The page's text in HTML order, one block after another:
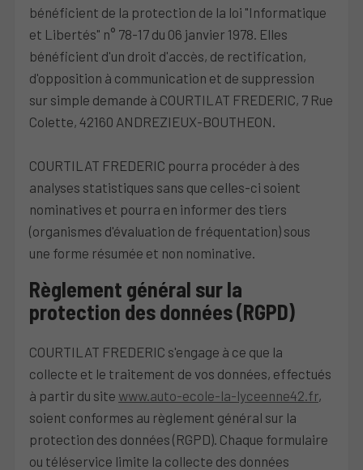
bénéficient de la protection de la loi "Informatique
et Libertés" n° 78-17 du 06 janvier 1978. Elles
bénéficient d'un droit d'accès, de rectification,
d'opposition à communication et de suppression
sur simple demande à COURTILAT FREDERIC, 7 Rue
Colette, 42160 ANDREZIEUX-BOUTHEON.
COURTILAT FREDERIC pourra procéder à des
analyses statistiques sans que celles-ci soient
nominatives et pourra en informer des tiers
(organismes d'évaluation de fréquentation) sous
une forme résumée et non nominative.
Règlement général sur la
protection des données (RGPD)
COURTILAT FREDERIC s'engage à ce que la
collecte et le traitement de vos données, effectués
à partir du site www.auto-ecole-la-lyceenne42.fr,
soient conformes au règlement général sur la
protection des données (RGPD). Chaque formulaire
ou téléservice limite la collecte des données